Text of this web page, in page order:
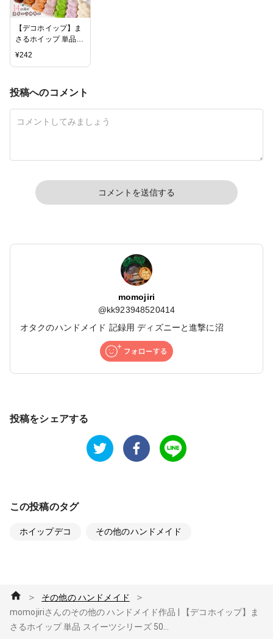
【デコホイップ】ま
さるホイップ 単品
スイーツシリーズ
し活 手芸
色》
¥242
投稿へのコメント
コメントを送信する
momojiri
@kk923948520414
オタクのハンドメイド 記録用 ディズニーと進撃に沼
投稿をシェアする
この投稿のタグ
ホイップデコ その他のハンドメイド
＞ その他の ハンドメイド ＞
momojiriさんのその他の ハンドメイド作品 | 【デコホイップ】ま
さるホイップ 単品 スイーツシリーズ 50...